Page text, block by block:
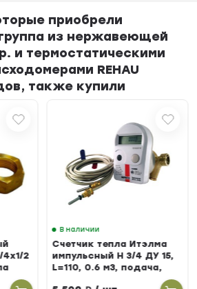
приобрели
из нержавеющей
и термостатическими
REHAU
также купили
2
В наличии
Счетчик тепла Итэлма
импульсный Н 3/4 ДУ 15,
L=110, 0.6 м3, подача,